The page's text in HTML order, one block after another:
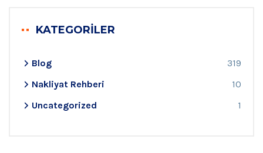
KATEGORILER
Blog
319
Nakliyat Rehberi
10
Uncategorized
1